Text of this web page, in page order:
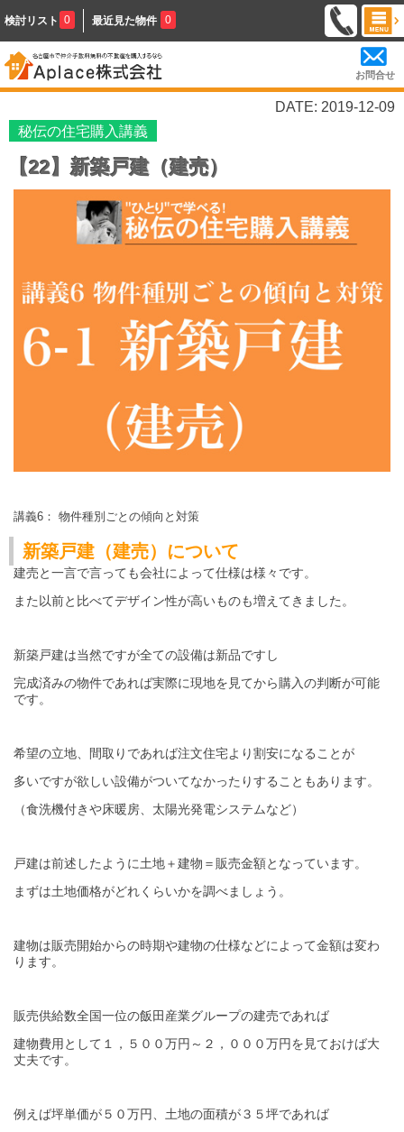
検討リスト 0 最近見た物件 0
お問合せ
DATE: 2019-12-09
秘伝の住宅購入講義
【22】新築戸建（建売）
講義6： 物件種別ごとの傾向と対策
新築戸建（建売）について
建売と一言で言っても会社によって仕様は様々です。
また以前と比べてデザイン性が高いものも増えてきました。
新築戸建は当然ですが全ての設備は新品ですし
完成済みの物件であれば実際に現地を見てから購入の判断が可能
です。
希望の立地、間取りであれば注文住宅より割安になることが
多いですが欲しい設備がついてなかったりすることもあります。
（食洗機付きや床暖房、太陽光発電システムなど）
戸建は前述したように土地＋建物＝販売金額となっています。
まずは土地価格がどれくらいかを調べましょう。
建物は販売開始からの時期や建物の仕様などによって金額は変わ
ります。
販売供給数全国一位の飯田産業グループの建売であれば
建物費用として１，５００万円～２，０００万円を見ておけば大
丈夫です。
例えば坪単価が５０万円、土地の面積が３５坪であれば